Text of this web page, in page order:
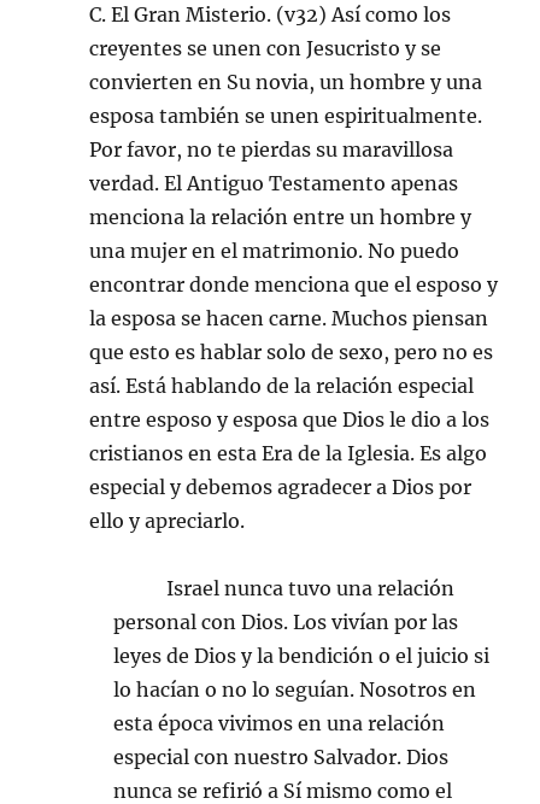
C. El Gran Misterio. (v32) Así como los
creyentes se unen con Jesucristo y se
convierten en Su novia, un hombre y una
esposa también se unen espiritualmente.
Por favor, no te pierdas su maravillosa
verdad. El Antiguo Testamento apenas
menciona la relación entre un hombre y
una mujer en el matrimonio. No puedo
encontrar donde menciona que el esposo y
la esposa se hacen carne. Muchos piensan
que esto es hablar solo de sexo, pero no es
así. Está hablando de la relación especial
entre esposo y esposa que Dios le dio a los
cristianos en esta Era de la Iglesia. Es algo
especial y debemos agradecer a Dios por
ello y apreciarlo.
Israel nunca tuvo una relación
personal con Dios. Los vivían por las
leyes de Dios y la bendición o el juicio si
lo hacían o no lo seguían. Nosotros en
esta época vivimos en una relación
especial con nuestro Salvador. Dios
nunca se refirió a Sí mismo como el